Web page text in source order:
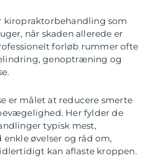
kiropraktorbehandling som
når skaden allerede er
forløb rummer ofte
genoptræning og
er målet at reducere smerte
Her fylder de
typisk mest,
øvelser og råd om,
kan aflaste kroppen.